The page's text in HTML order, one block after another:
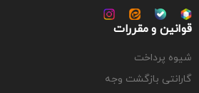
قوانین و مقررات
شیوه پرداخت
گارانتی بازگشت وجه